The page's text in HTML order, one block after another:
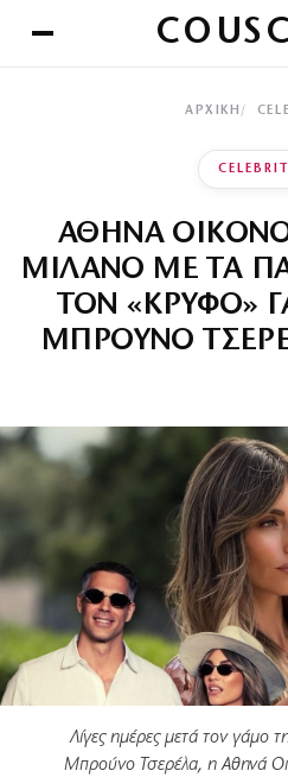
ΑΡΧΙΚΉ
ΑΘΗΝΑ
ΜΙΛΑΝΟ ΜΕ ΤΑ
ΤΟΝ «ΚΡΥΦΟ»
ΜΠΡΟΥΝΟ
Λίγες ημέρες μετά τον γάμο
Μπρούνο Τσερέλα, η Αθηνά